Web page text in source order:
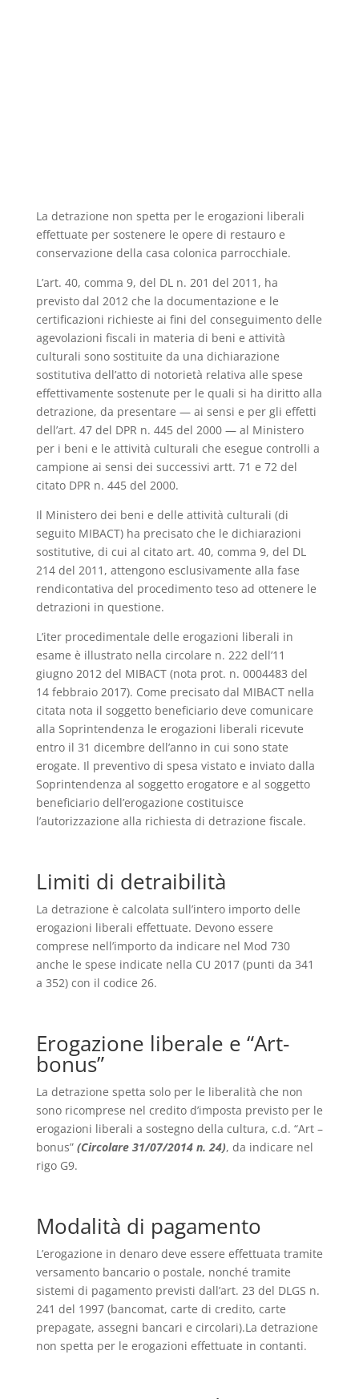
La detrazione non spetta per le erogazioni liberali
effettuate per sostenere le opere di restauro e
conservazione della casa colonica parrocchiale.
L’art. 40, comma 9, del DL n. 201 del 2011, ha
previsto dal 2012 che la documentazione e le
certificazioni richieste ai fini del conseguimento delle
agevolazioni fiscali in materia di beni e attività
culturali sono sostituite da una dichiarazione
sostitutiva dell’atto di notorietà relativa alle spese
effettivamente sostenute per le quali si ha diritto alla
detrazione, da presentare — ai sensi e per gli effetti
dell’art. 47 del DPR n. 445 del 2000 — al Ministero
per i beni e le attività culturali che esegue controlli a
campione ai sensi dei successivi artt. 71 e 72 del
citato DPR n. 445 del 2000.
Il Ministero dei beni e delle attività culturali (di
seguito MIBACT) ha precisato che le dichiarazioni
sostitutive, di cui al citato art. 40, comma 9, del DL
214 del 2011, attengono esclusivamente alla fase
rendicontativa del procedimento teso ad ottenere le
detrazioni in questione.
L’iter procedimentale delle erogazioni liberali in
esame è illustrato nella circolare n. 222 dell’11
giugno 2012 del MIBACT (nota prot. n. 0004483 del
14 febbraio 2017). Come precisato dal MIBACT nella
citata nota il soggetto beneficiario deve comunicare
alla Soprintendenza le erogazioni liberali ricevute
entro il 31 dicembre dell’anno in cui sono state
erogate. Il preventivo di spesa vistato e inviato dalla
Soprintendenza al soggetto erogatore e al soggetto
beneficiario dell’erogazione costituisce
l’autorizzazione alla richiesta di detrazione fiscale.
Limiti di detraibilità
La detrazione è calcolata sull’intero importo delle
erogazioni liberali effettuate. Devono essere
comprese nell’importo da indicare nel Mod 730
anche le spese indicate nella CU 2017 (punti da 341
a 352) con il codice 26.
Erogazione liberale e “Art-
bonus”
La detrazione spetta solo per le liberalità che non
sono ricomprese nel credito d’imposta previsto per le
erogazioni liberali a sostegno della cultura, c.d. “Art –
bonus” (Circolare 31/07/2014 n. 24), da indicare nel
rigo G9.
Modalità di pagamento
L’erogazione in denaro deve essere effettuata tramite
versamento bancario o postale, nonché tramite
sistemi di pagamento previsti dall’art. 23 del DLGS n.
241 del 1997 (bancomat, carte di credito, carte
prepagate, assegni bancari e circolari).La detrazione
non spetta per le erogazioni effettuate in contanti.